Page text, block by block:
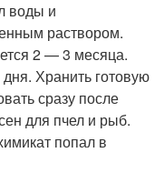
воды и
раствором.
2 — 3 месяца.
Хранить готовую
сразу после
для пчел и рыб.
попал в